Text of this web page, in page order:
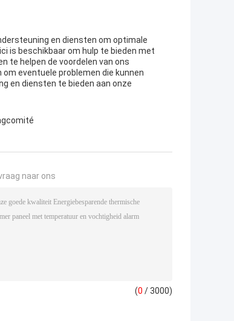
en diensten om optimale
is beschikbaar om hulp te bieden met
te helpen de voordelen van ons
eventuele problemen die kunnen
en diensten te bieden aan onze
naar ons
(0 / 3000)